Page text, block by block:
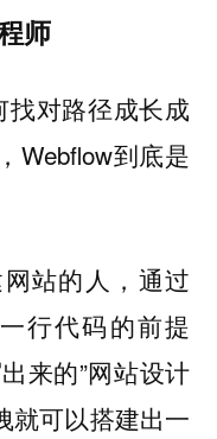
师
找对路径成长成
Webflow到底是
站的人，通过
行代码的前提
来的”网站设计
就可以搭建出一